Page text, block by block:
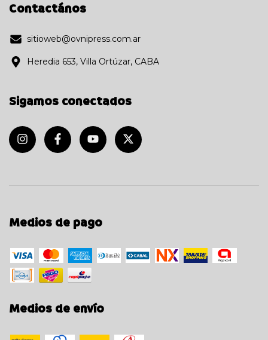
Contactános
sitioweb@ovnipress.com.ar
Heredia 653, Villa Ortúzar, CABA
Sigamos conectados
Medios de pago
Medios de envío